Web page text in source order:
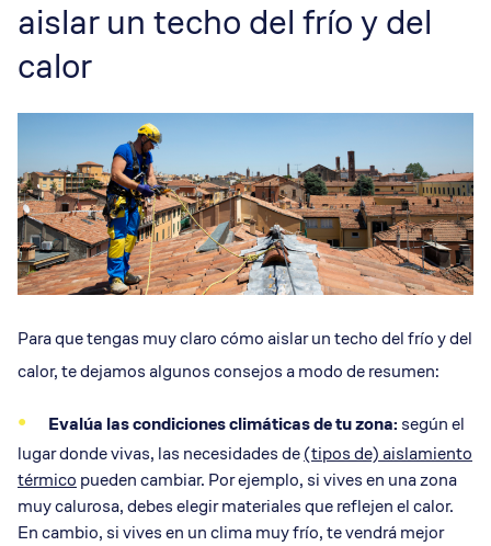
aislar un techo del frío y del
calor
Para que tengas muy claro cómo aislar un techo del frío y del
calor, te dejamos algunos consejos a modo de resumen:
Evalúa las condiciones climáticas de tu zona: según el
lugar donde vivas, las necesidades de(tipos de) aislamiento
térmico pueden cambiar. Por ejemplo, si vives en una zona
muy calurosa, debes elegir materiales que reflejen el calor.
En cambio, si vives en un clima muy frío, te vendrá mejor